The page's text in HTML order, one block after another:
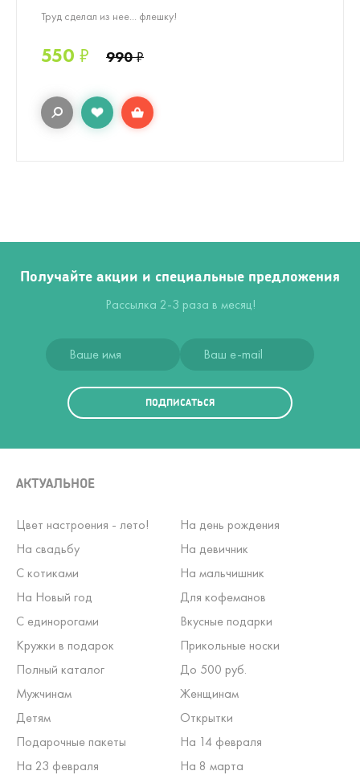
Труд сделал из нее... флешку!
550 ₽ 990₽
Получайте акции и специальные предложения
Рассылка 2-3 раза в месяц!
ПОДПИСАТЬСЯ
АКТУАЛЬНОЕ
Цвет настроения - лето!
На день рождения
На свадьбу
На девичник
С котиками
На мальчишник
На Новый год
Для кофеманов
С единорогами
Вкусные подарки
Кружки в подарок
Прикольные носки
Полный каталог
До 500 руб.
Мужчинам
Женщинам
Детям
Открытки
Подарочные пакеты
На 14 февраля
На 23 февраля
На 8 марта